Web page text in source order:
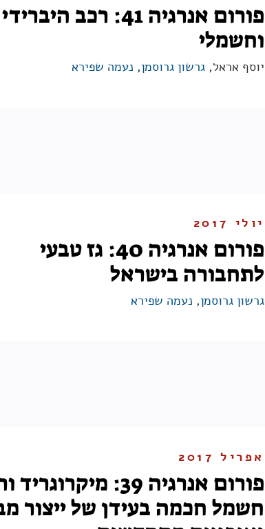
פורום אנרגיה 41: רכב היברידי
וחשמלי
יוסף אראל, גרשון גרוסמן, נעמה שפירא
יולי 2017
פורום אנרגיה 40: גז טבעי
לתחבורה בישראל
גרשון גרוסמן, נעמה שפירא
אפריל 2017
פורום אנרגיה 39:
חשמל חכמה בעידן של ייצור